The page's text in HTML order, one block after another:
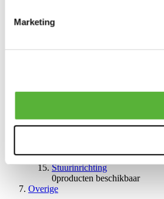
Marketing
0producten beschikbaar
0producten beschikbaar
Remmen overige
0producten beschikbaar
Stuurinrichting
0producten beschikbaar
Overige